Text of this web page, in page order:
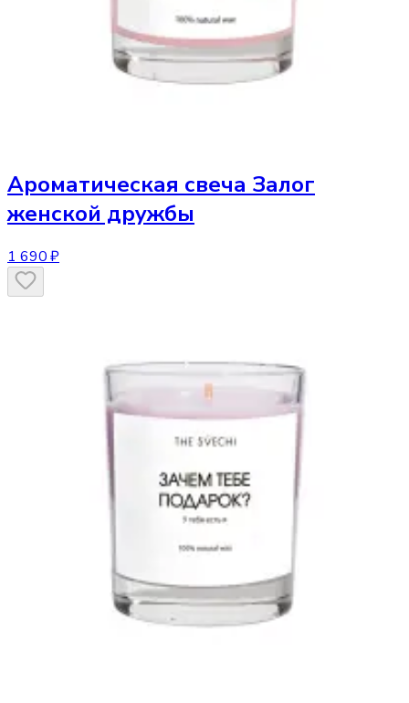
Ароматическая свеча Залог
женской дружбы
1 690 ₽